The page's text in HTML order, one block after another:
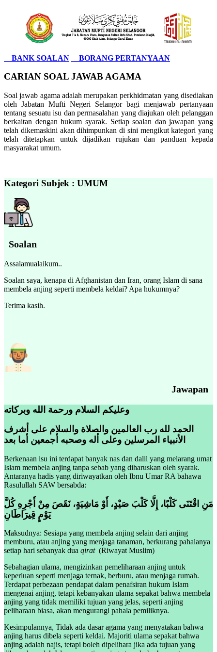
BANK SOALAN BORANG PERTANYAAN
CARIAN SOAL JAWAB AGAMA
Soal jawab agama adalah merupakan perkhidmatan yang disediakan
oleh Jabatan Mufti Negeri Selangor bagi menjawab pertanyaan
tentang sesuatu isu dan permasalahan yang diajukan oleh pelanggan
berkaitan dengan hukum syarak. Setiap soalan dan jawapan yang
telah dikemaskini akan dihimpunkan di sini mengikut kategori yang
telah ditetapkan untuk dijadikan rujukan dan panduan kepada
masyarakat umum.
Kategori Subjek : UMUM
Soalan
Assalamualaikum..
Soalan saya, kenapa di Afghanistan dan Iran, orang Islam di sana
membela anjing seperti membela keldai? Apa hukumnya?
Terima kasih.
Jawapan
وعليكم السلام ورحمة الله وبركاته
الحمد لله رب العالمين والصلاة والسلام على أشرف
الأنبياء المرسلين وعلى أله وصحبه أجمعين أما بعد
Berkenaan isu ini terdapat banyak nas dan dalil yang melarang umat
Islam membela anjing tanpa sebab yang diharuskan oleh syarak.
Antaranya hadis yang diriwayatkan oleh Ibnu Umar RA bahawa
Rasulullah SAW bersabda:
مَنِ اقْتَنَى كَلْبًا، إِلَّا كَلْبَ صَيْدٍ، أَوْ مَاشِيَةٍ، نَقَصَ مِنْ أَجْرِهِ كُلَّ
يَوْمٍ قِيرَاطَانِ
Maksudnya: Sesiapa yang membela anjing selain dari anjing
memburu, atau anjing yang menjaga tanaman, berkurang pahalanya
setiap hari sebanyak dua qirat(Riwayat Muslim)
Sebahagian ulama, mengizinkan pemeliharaan anjing untuk
keperluan seperti menjaga ternak, berburu, atau menjaga rumah.
Terdapat perbezaan pendapat dalam penafsiran hukum Islam
mengenai anjing, tetapi kebanyakan ulama sepakat bahwa membela
anjing yang tidak memiliki tujuan yang jelas, seperti anjing
peliharaan biasa, akan mengurangi pahala pemiliknya.
Kesimpulannya, Tidak ada dasar agama yang menyatakan bahwa
anjing harus dibela seperti keldai. Majoriti ulama sepakat bahwa
anjing adalah najis, tetapi boleh dipelihara jika ada tujuan yang